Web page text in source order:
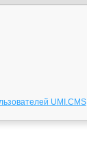
UMI.CMS